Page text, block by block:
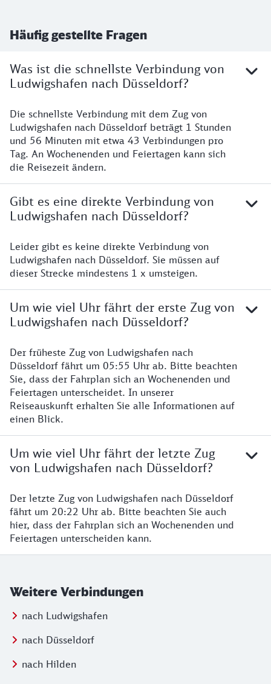
Häufig gestellte Fragen
Was ist die schnellste Verbindung von
Ludwigshafen nach Düsseldorf?
Die schnellste Verbindung mit dem Zug von
Ludwigshafen nach Düsseldorf beträgt 1 Stunden
und 56 Minuten mit etwa 43 Verbindungen pro
Tag. An Wochenenden und Feiertagen kann sich
die Reisezeit ändern.
Gibt es eine direkte Verbindung von
Ludwigshafen nach Düsseldorf?
Leider gibt es keine direkte Verbindung von
Ludwigshafen nach Düsseldorf. Sie müssen auf
dieser Strecke mindestens 1 x umsteigen.
Um wie viel Uhr fährt der erste Zug von
Ludwigshafen nach Düsseldorf?
Der früheste Zug von Ludwigshafen nach
Düsseldorf fährt um 05:55 Uhr ab. Bitte beachten
Sie, dass der Fahrplan sich an Wochenenden und
Feiertagen unterscheidet. In unserer
Reiseauskunft erhalten Sie alle Informationen auf
einen Blick.
Um wie viel Uhr fährt der letzte Zug
von Ludwigshafen nach Düsseldorf?
Der letzte Zug von Ludwigshafen nach Düsseldorf
fährt um 20:22 Uhr ab. Bitte beachten Sie auch
hier, dass der Fahrplan sich an Wochenenden und
Feiertagen unterscheiden kann.
Weitere Verbindungen
nach Ludwigshafen
nach Düsseldorf
nach Hilden